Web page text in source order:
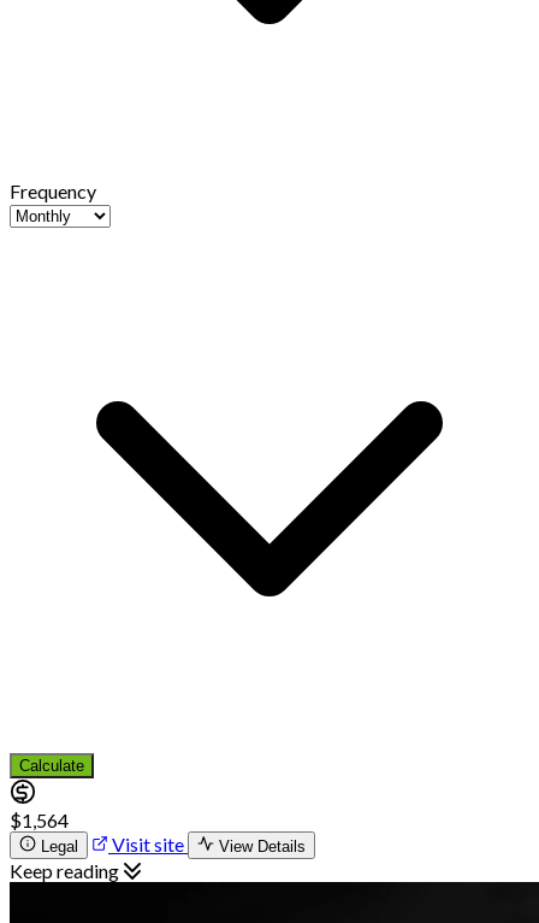
Frequency
Calculate
$1,564
Legal Visit site View Details
Keep reading